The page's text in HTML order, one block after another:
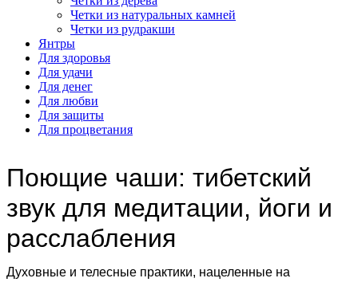
Четки из натуральных камней
Четки из рудракши
Янтры
Для здоровья
Для удачи
Для денег
Для любви
Для защиты
Для процветания
Поющие чаши: тибетский
звук для медитации, йоги и
расслабления
Духовные и телесные практики, нацеленные на